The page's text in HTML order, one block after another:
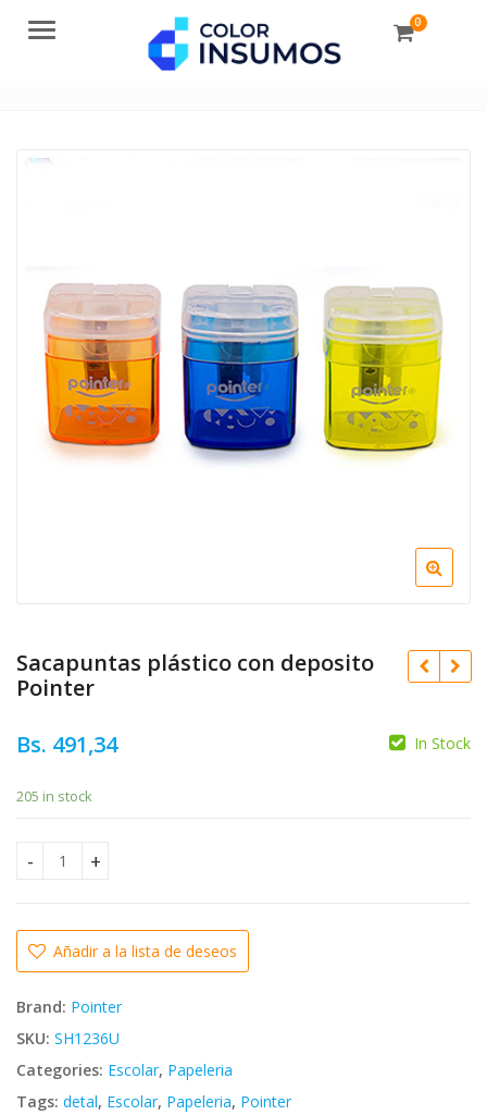
Menu 0
Sacapuntas plástico con deposito
Pointer
Bs. 491,34 In Stock
205 in stock
Sacapuntas plástico con deposito Pointer quantity
Añadir a la lista de deseos
Brand: Pointer
SKU: SH1236U
Categories: Escolar, Papeleria
Tags: detal, Escolar, Papeleria, Pointer